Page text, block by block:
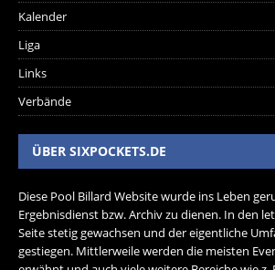
Kalender
Liga
Links
Verbände
ÜBER SIXPOCKETS.DE
Diese Pool Billard Website wurde ins Leben
Ergebnisdienst bzw. Archiv zu dienen. In den
Seite stetig gewachsen und der eigentliche
gestiegen. Mittlerweile werden die meisten